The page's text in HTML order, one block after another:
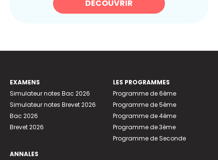
DÉCOUVRIR
EXAMENS
Simulateur notes Bac 2026
Simulateur notes Brevet 2026
Bac 2026
Brevet 2026
ANNALES
LES PROGRAMMES
Programme de 6ème
Programme de 5ème
Programme de 4ème
Programme de 3ème
Programme de Seconde